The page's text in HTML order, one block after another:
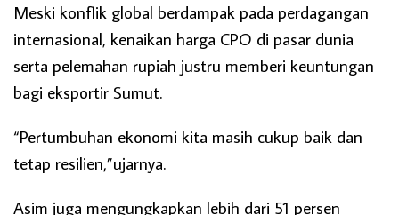
Meski konflik global berdampak pada perdagangan
internasional, kenaikan harga CPO di pasar dunia
serta pelemahan rupiah justru memberi keuntungan
bagi eksportir Sumut.
“Pertumbuhan ekonomi kita masih cukup baik dan
tetap resilien,”ujarnya.
Asim juga mengungkapkan lebih dari 51 persen